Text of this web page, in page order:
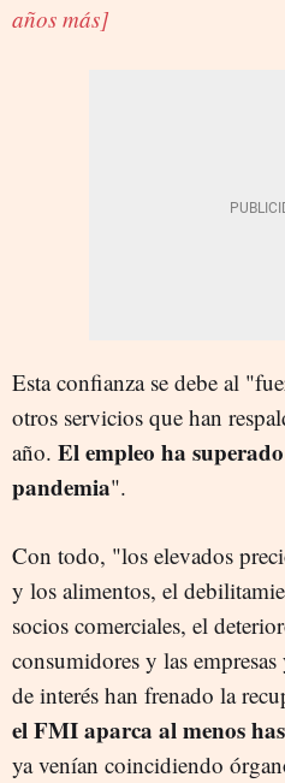
años más]
Esta confianza se debe al
otros servicios que han
año. El empleo ha
pandemia".
Con todo, "los elevados
y los alimentos, el
socios comerciales, el
consumidores y las
de interés han frenado la
el FMI aparca al menos
ya venían coincidiendo